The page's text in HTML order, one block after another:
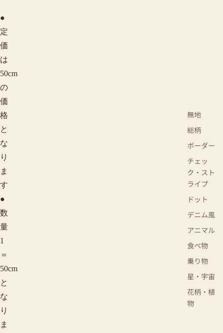
無地
総柄
ボーダー
チェッ
ク・スト
ライプ
ドット
デニム風
アニマル
食べ物
乗り物
星・宇宙
花柄・植
物
●
定
価
は
50cm
の
価
格
と
な
り
ま
す
●
数
量
1
＝
50cm
と
な
り
ま